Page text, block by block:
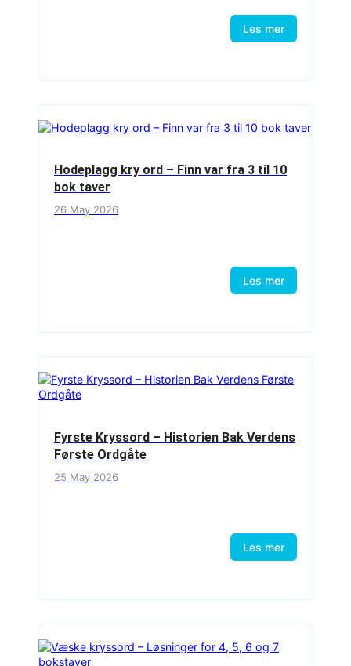
Les mer
Hodeplagg kry ord – Finn var fra 3 til 10
bok taver
26 May 2026
Les mer
Fyrste Kryssord – Historien Bak Verdens
Første Ordgåte
25 May 2026
Les mer